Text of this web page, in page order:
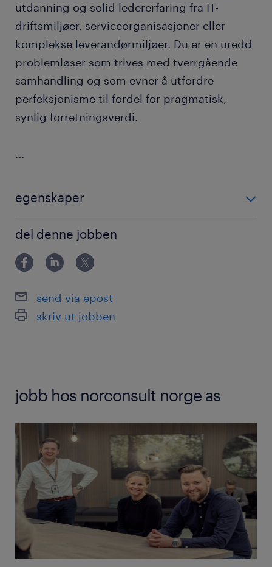
utdanning og solid ledererfaring fra IT-
driftsmiljøer, serviceorganisasjoner eller
komplekse leverandørmiljøer. Du er en uredd
problemløser som trives med tverrgående
samhandling og som evner å utfordre
perfeksjonisme til fordel for pragmatisk,
synlig forretningsverdi.
...
egenskaper
ITIL
IT Service Delivery
del denne jobben
send via epost
skriv ut jobben
jobb hos norconsult norge as